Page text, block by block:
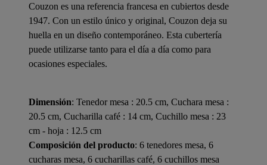
Couzon es una referencia francesa en cubiertos desde
1947. Con un estilo único y original, Couzon deja su
huella en un diseño contemporáneo. Esta cubertería
puede utilizarse tanto para el día a día como para
ocasiones especiales.
Dimensión: Tenedor mesa : 20.5 cm, Cuchara mesa :
20.5 cm, Cucharilla café : 14 cm, Cuchillo mesa : 23
cm - hoja : 12.5 cm
Composición del producto: 6 tenedores mesa, 6
cucharas mesa, 6 cucharillas café, 6 cuchillos mesa